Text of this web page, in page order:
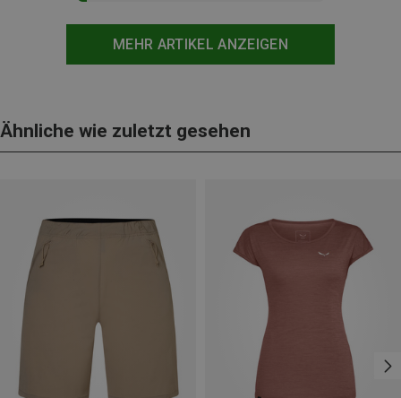
MEHR ARTIKEL ANZEIGEN
Ähnliche wie zuletzt gesehen